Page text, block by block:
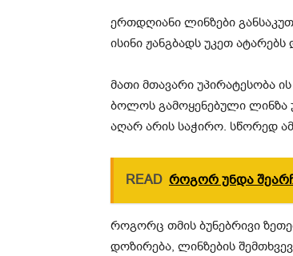
ერთდღიანი ლინზები
ისინი ჟანგბადს უკეთ
მათი მთავარი უპირატესობა
ბოლოს გამოყენებული ლინზა
აღარ არის საჭირო. სწორედ
READ როგორ უნდა
როგორც თმის ბუნებრივი
დოზირება, ლინზების